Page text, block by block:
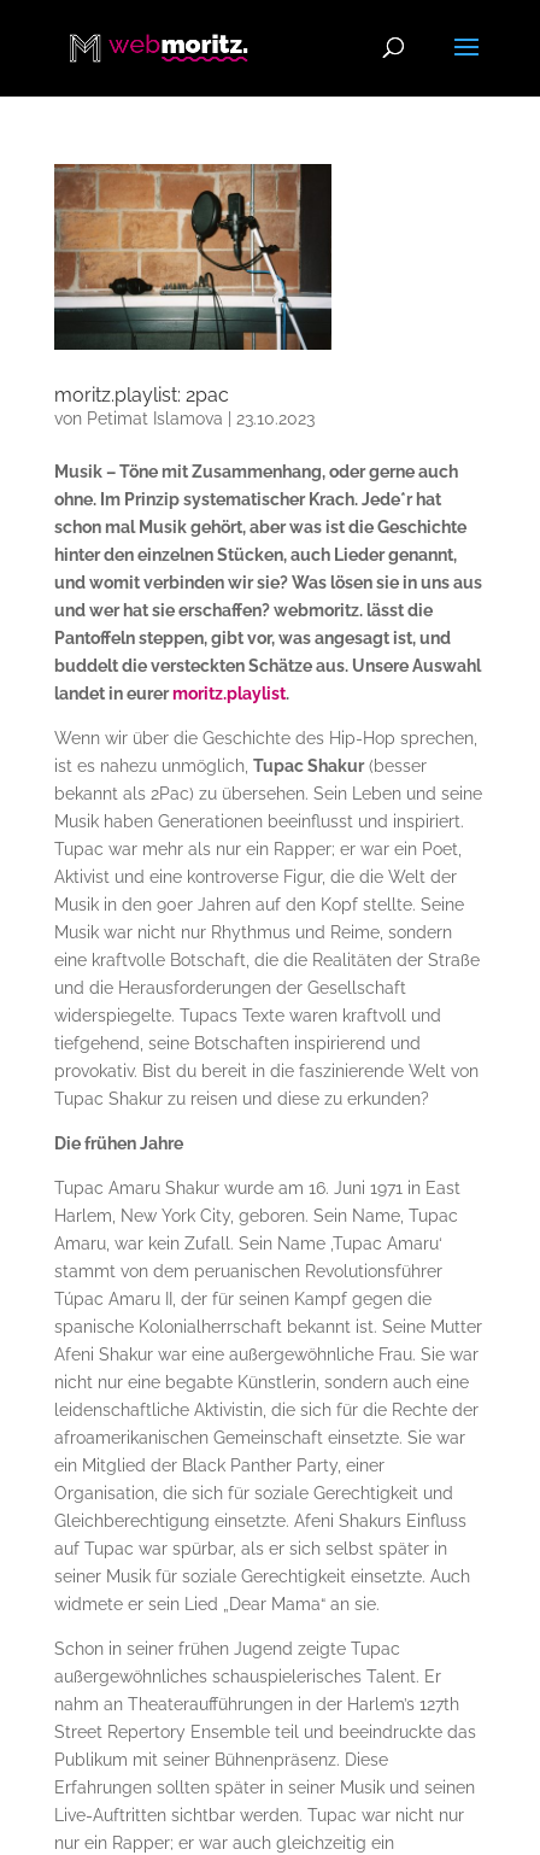
moritz.playlist: 2pac
von Petimat Islamova 23.10.2023
Musik – Töne mit Zusammenhang, oder gerne auch
ohne. Im Prinzip systematischer Krach. Jede*r hat
schon mal Musik gehört, aber was ist die Geschichte
hinter den einzelnen Stücken, auch Lieder genannt,
und womit verbinden wir sie? Was lösen sie in uns aus
und wer hat sie erschaffen? webmoritz. lässt die
Pantoffeln steppen, gibt vor, was angesagt ist, und
buddelt die versteckten Schätze aus. Unsere Auswahl
landet in eurermoritz.playlist.
Wenn wir über die Geschichte des Hip-Hop sprechen,
ist es nahezu unmöglich, Tupac Shakur(besser
bekannt als 2Pac) zu übersehen. Sein Leben und seine
Musik haben Generationen beeinflusst und inspiriert.
Tupac war mehr als nur ein Rapper; er war ein Poet,
Aktivist und eine kontroverse Figur, die die Welt der
Musik in den 90er Jahren auf den Kopf stellte. Seine
Musik war nicht nur Rhythmus und Reime, sondern
eine kraftvolle Botschaft, die die Realitäten der Straße
und die Herausforderungen der Gesellschaft
widerspiegelte. Tupacs Texte waren kraftvoll und
tiefgehend, seine Botschaften inspirierend und
provokativ. Bist du bereit in die faszinierende Welt von
Tupac Shakur zu reisen und diese zu erkunden?
Die frühen Jahre
Tupac Amaru Shakur wurde am 16. Juni 1971 in East
Harlem, New York City, geboren. Sein Name, Tupac
Amaru, war kein Zufall. Sein Name ‚Tupac Amaru‘
stammt von dem peruanischen Revolutionsführer
Túpac Amaru II, der für seinen Kampf gegen die
spanische Kolonialherrschaft bekannt ist. Seine Mutter
Afeni Shakur war eine außergewöhnliche Frau. Sie war
nicht nur eine begabte Künstlerin, sondern auch eine
leidenschaftliche Aktivistin, die sich für die Rechte der
afroamerikanischen Gemeinschaft einsetzte. Sie war
ein Mitglied der Black Panther Party, einer
Organisation, die sich für soziale Gerechtigkeit und
Gleichberechtigung einsetzte. Afeni Shakurs Einfluss
auf Tupac war spürbar, als er sich selbst später in
seiner Musik für soziale Gerechtigkeit einsetzte. Auch
widmete er sein Lied „Dear Mama“ an sie.
Schon in seiner frühen Jugend zeigte Tupac
außergewöhnliches schauspielerisches Talent. Er
nahm an Theateraufführungen in der Harlem’s 127th
Street Repertory Ensemble teil und beeindruckte das
Publikum mit seiner Bühnenpräsenz. Diese
Erfahrungen sollten später in seiner Musik und seinen
Live-Auftritten sichtbar werden. Tupac war nicht nur
nur ein Rapper; er war auch gleichzeitig ein